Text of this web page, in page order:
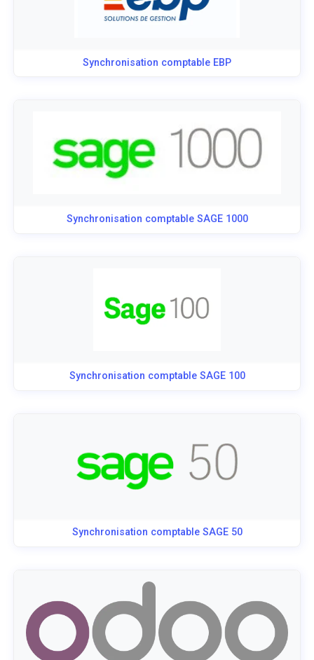
Synchronisation comptable EBP
Synchronisation comptable SAGE 1000
Synchronisation comptable SAGE 100
Synchronisation comptable SAGE 50